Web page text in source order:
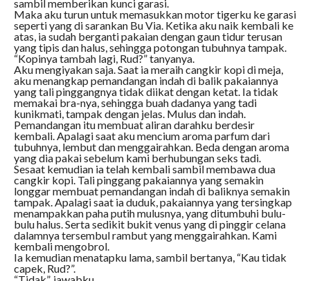
sambil memberikan kunci garasi.
Maka aku turun untuk memasukkan motor tigerku ke garasi
seperti yang di sarankan Bu Via. Ketika aku naik kembali ke
atas, ia sudah berganti pakaian dengan gaun tidur terusan
yang tipis dan halus, sehingga potongan tubuhnya tampak.
“Kopinya tambah lagi, Rud?” tanyanya.
Aku mengiyakan saja. Saat ia meraih cangkir kopi di meja,
aku menangkap pemandangan indah di balik pakaiannya
yang tali pinggangnya tidak diikat dengan ketat. Ia tidak
memakai bra-nya, sehingga buah dadanya yang tadi
kunikmati, tampak dengan jelas. Mulus dan indah.
Pemandangan itu membuat aliran darahku berdesir
kembali. Apalagi saat aku mencium aroma parfum dari
tubuhnya, lembut dan menggairahkan. Beda dengan aroma
yang dia pakai sebelum kami berhubungan seks tadi.
Sesaat kemudian ia telah kembali sambil membawa dua
cangkir kopi. Tali pinggang pakaiannya yang semakin
longgar membuat pemandangan indah di baliknya semakin
tampak. Apalagi saat ia duduk, pakaiannya yang tersingkap
menampakkan paha putih mulusnya, yang ditumbuhi bulu-
bulu halus. Serta sedikit bukit venus yang di pinggir celana
dalamnya tersembul rambut yang menggairahkan. Kami
kembali mengobrol.
Ia kemudian menatapku lama, sambil bertanya, “Kau tidak
capek, Rud?”.